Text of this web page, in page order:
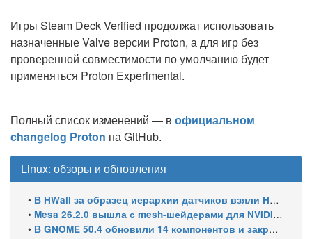
Игры Steam Deck Verified продолжат использовать
назначенные Valve версии Proton, а для игр без
проверенной совместимости по умолчанию будет
применяться Proton Experimental.
Полный список изменений — в официальном
changelog Proton на GitHub.
Linux: обзоры и обновления
• В HWall за образец иерархии датчиков взяли HWiNFO64 из Windows
• Mesa 26.2.0 вышла с mesh-шейдерами для NVIDIA, OpenCL 3.1 и исправлениями для игр
• В GNOME 50.4 обновили 14 компонентов и закрыли уязвимости GDM